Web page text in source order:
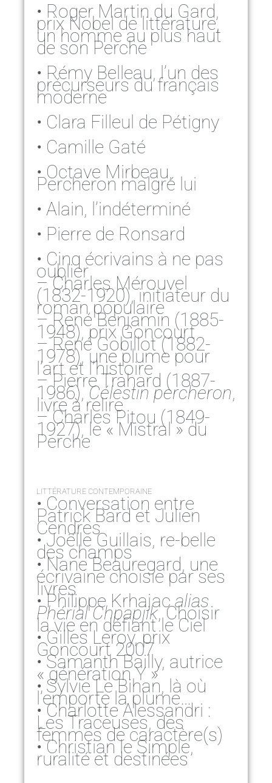
• Roger Martin du Gard,
prix Nobel de littérature,
un homme au plus haut
de son Perche
• Rémy Belleau, l’un des
précurseurs du français
moderne
• Clara Filleul de Pétigny
• Camille Gaté
• Octave Mirbeau,
Percheron malgré lui
• Alain, l’indéterminé
• Pierre de Ronsard
• Cinq écrivains à ne pas
oublier
– Charles Mérouvel
(1832-1920), initiateur du
roman populaire
– René Benjamin (1885-
1948), prix Goncourt
– René Gobillot (1882-
1978), une plume pour
l’art et l’histoire
– Pierre Trahard (1887-
1986), Célestin percheron,
livre à relire
– Charles Pitou (1849-
1927), le « Mistral » du
Perche
LITTÉRATURE CONTEMPORAINE
• Conversation entre
Patrick Bard et Julien
Cendres
• Joëlle Guillais, re-belle
des champs
• Nane Beauregard, une
écrivaine choisie par ses
livres
• Philippe Krhajacalias
Phérial Chpapjik, Choisir
la vie en défiant le Ciel
• Gilles Leroy, prix
Goncourt 2007
• Samanth Bailly, autrice
« génération Y »
• Sylvie Le Bihan, là où
l’emporte la plume…
• Charlotte Alessandri :
Les Traceuses, des
femmes de caractère(s)
• Christian le Simple,
ruralité et destinées